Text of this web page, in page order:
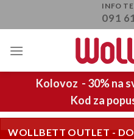
INFO
091
Kolovoz - 30% na
Kod za
WOLLBETT OUTLET -